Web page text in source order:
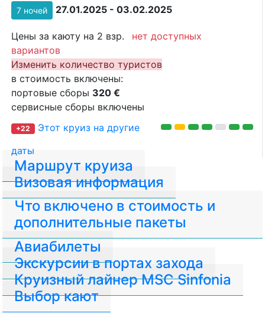
7 ночей 27.01.2025 - 03.02.2025
Цены за каюту на 2 взр.
нет доступных
вариантов
Изменить количество туристов
в стоимость включены:
портовые сборы 320 €
сервисные сборы включены
+22
Этот круиз на другие
даты
Маршрут круиза
Визовая информация
Авиабилеты
Что включено в стоимость и
дополнительные пакеты
Экскурсии в портах захода
Круизный лайнер MSC Sinfonia
Выбор кают